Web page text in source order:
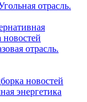
отрасль.
отрасль.
новостей
энергетика